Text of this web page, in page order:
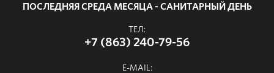
ПОСЛЕДНЯЯ СРЕДА МЕСЯЦА - САНИТАРНЫЙ ДЕНЬ
ТЕЛ:
+7 (863) 240-79-56
E-MAIL: